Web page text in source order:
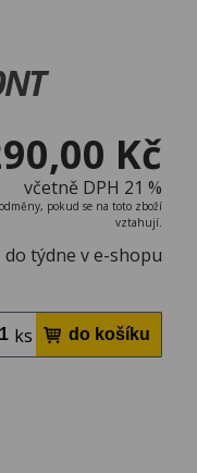
Kč
včetně DPH 21 %
pokud se na toto zboží
vztahují.
do týdne v e-shopu
ks